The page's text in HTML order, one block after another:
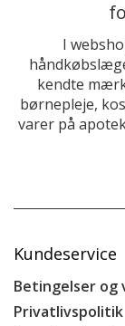
I
kendte
børnepleje,
varer på
Kundeservice
Betingelser og
Privatlivspolitik